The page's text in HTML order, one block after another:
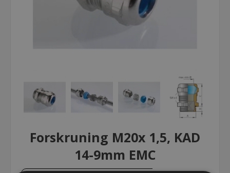
Forskruning M20x 1,5, KAD
14-9mm EMC